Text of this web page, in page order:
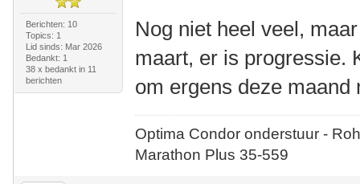
Berichten: 10
Topics: 1
Lid sinds: Mar 2026
Bedankt: 1
38 x bedankt in 11
berichten
Nog niet heel veel,
maart, er is progressie.
om ergens deze maand
Optima Condor onderstuur -
Marathon Plus 35-559